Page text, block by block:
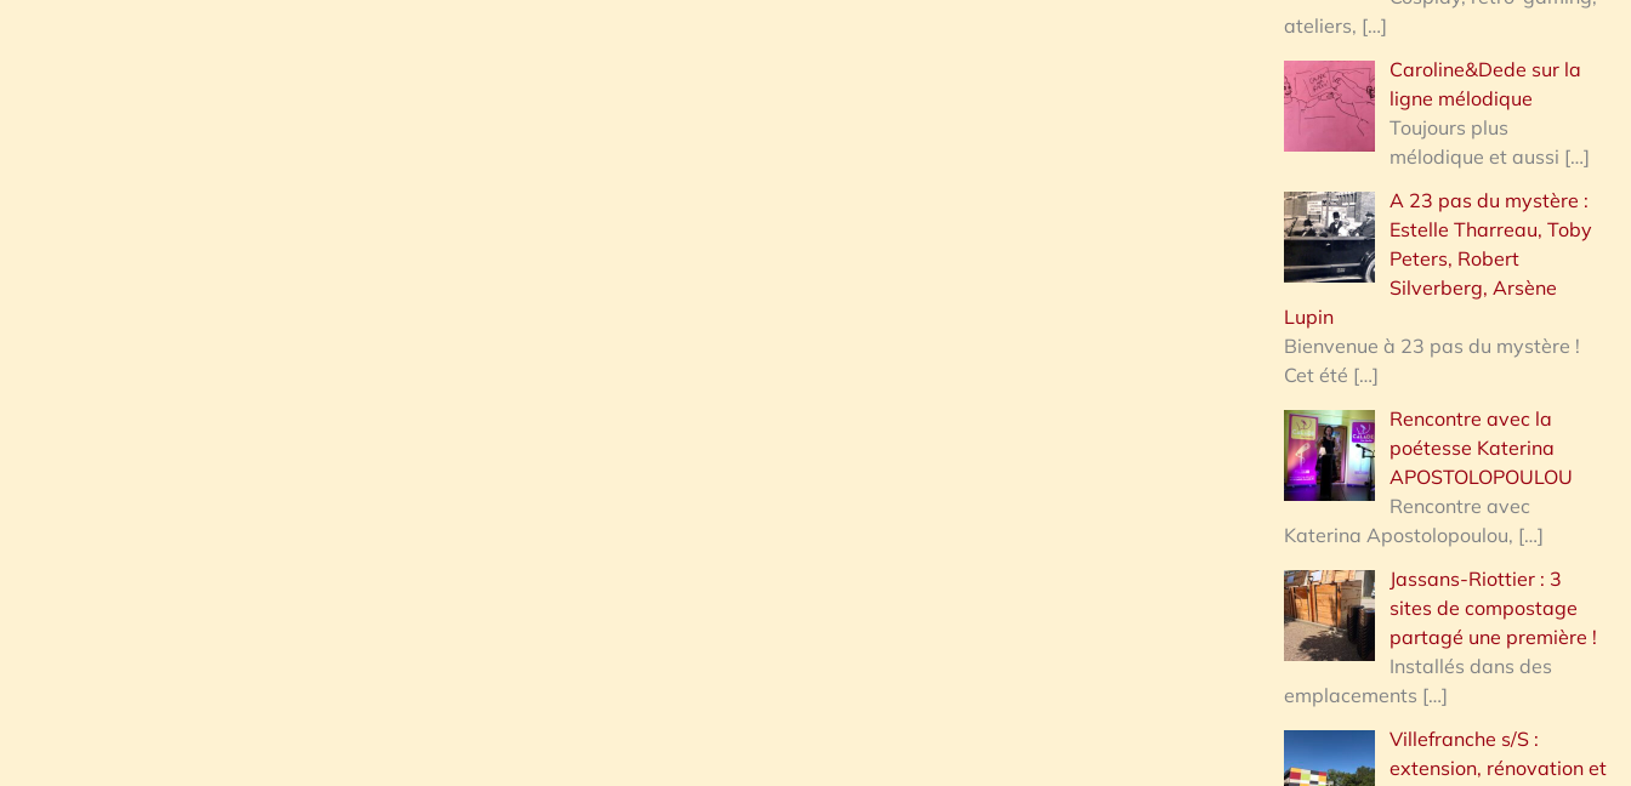
ateliers, […]
Caroline&Dede sur la
ligne mélodique
Toujours plus
mélodique et aussi […]
A 23 pas du mystère :
Estelle Tharreau, Toby
Peters, Robert
Silverberg, Arsène
Lupin
Bienvenue à 23 pas du mystère !
Cet été […]
Rencontre avec la
poétesse Katerina
APOSTOLOPOULOU
Rencontre avec
Katerina Apostolopoulou, […]
Jassans-Riottier : 3
sites de compostage
partagé une première !
Installés dans des
emplacements […]
Villefranche s/S :
extension, rénovation et